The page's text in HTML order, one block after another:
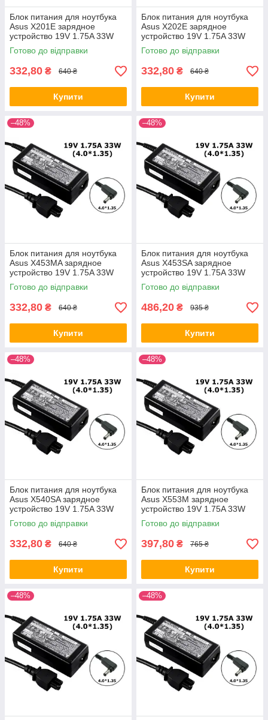
Блок питания для ноутбука
Asus X201E зарядное
устройство 19V 1.75A 33W
4.0*1.35
Готово до відправки
332,80 ₴ 640 ₴
Купити
Блок питания для ноутбука
Asus X202E зарядное
устройство 19V 1.75A 33W
4.0*1.35
Готово до відправки
332,80 ₴ 640 ₴
Купити
–48%
Блок питания для ноутбука
Asus X453MA зарядное
устройство 19V 1.75A 33W
4.0*1.35
Готово до відправки
332,80 ₴ 640 ₴
Купити
–48%
Блок питания для ноутбука
Asus X453SA зарядное
устройство 19V 1.75A 33W
4.0*1.35
Готово до відправки
486,20 ₴ 935 ₴
Купити
–48%
Блок питания для ноутбука
Asus X540SA зарядное
устройство 19V 1.75A 33W
4.0*1.35
Готово до відправки
332,80 ₴ 640 ₴
Купити
–48%
Блок питания для ноутбука
Asus X553M зарядное
устройство 19V 1.75A 33W
4.0*1.35
Готово до відправки
397,80 ₴ 765 ₴
Купити
–48% –48%